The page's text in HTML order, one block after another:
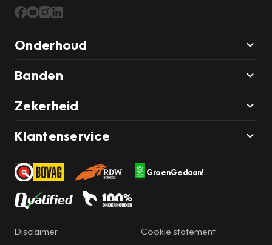
Onderhoud
Banden
Zekerheid
Klantenservice
GroenGedaan!
Disclaimer
Cookie statement